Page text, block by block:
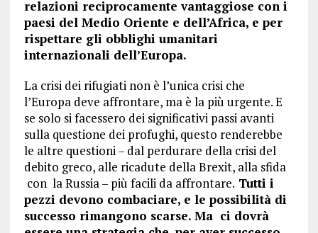
relazioni reciprocamente vantaggiose con i
paesi del Medio Oriente e dell’Africa, e per
rispettare gli obblighi umanitari
internazionali dell’Europa.
La crisi dei rifugiati non è l’unica crisi che
l’Europa deve affrontare, ma è la più urgente. E
se solo si facessero dei significativi passi avanti
sulla questione dei profughi, questo renderebbe
le altre questioni – dal perdurare della crisi del
debito greco, alle ricadute della Brexit, alla sfida
con la Russia – più facili da affrontare. Tutti i
pezzi devono combaciare, e le possibilità di
successo rimangono scarse. Ma ci dovrà